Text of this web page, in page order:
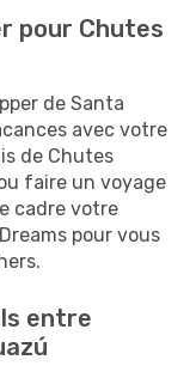
pour Chutes
de Santa
avec votre
de Chutes
faire un voyage
cadre votre
pour vous
entre